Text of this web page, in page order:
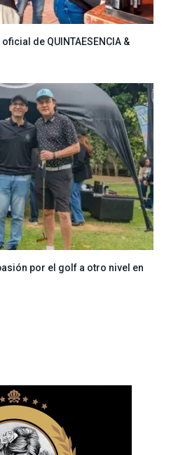
de QUINTAESENCIA &
por el golf a otro nivel en